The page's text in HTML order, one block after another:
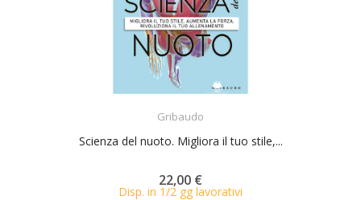
Gribaudo
Scienza del nuoto. Migliora il tuo stile,...
22,00 €
Disp. in 1/2 gg lavorativi